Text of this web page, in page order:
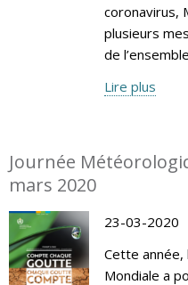
coronavirus,
plusieurs
de
Lire plus
Journée
mars 2020
23-03-2020
Cette année,
Mondiale a